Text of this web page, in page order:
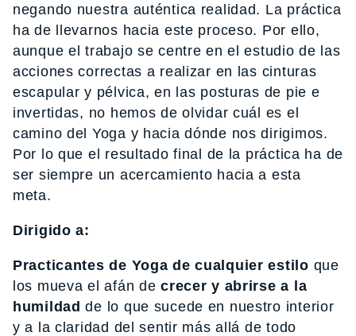
negando nuestra auténtica realidad. La práctica
ha de llevarnos hacia este proceso. Por ello,
aunque el trabajo se centre en el estudio de las
acciones correctas a realizar en las cinturas
escapular y pélvica, en las posturas de pie e
invertidas, no hemos de olvidar cuál es el
camino del Yoga y hacia dónde nos dirigimos.
Por lo que el resultado final de la práctica ha de
ser siempre un acercamiento hacia a esta
meta.
Dirigido a:
Practicantes de Yoga de cualquier estilo que
los mueva el afán decrecer y abrirse a la
humildad de lo que sucede en nuestro interior
y a la claridad del sentir más allá de todo